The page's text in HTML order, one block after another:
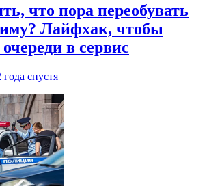
что пора переобувать
Лайфхак, чтобы
в сервис
года спустя